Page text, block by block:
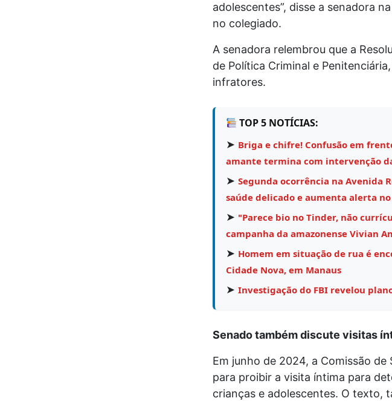
adolescentes”, disse a senadora
no colegiado.
A senadora relembrou que a
de Política Criminal e
infratores.
TOP 5 NOTÍCIAS:
➤ Briga e chifre! Confusão em
amante termina com intervenção
➤ Segunda ocorrência na Avenida
saúde delicado e aumenta alerta
➤ "Parece bio no Tinder, não
campanha da amazonense Vivian
➤ Homem em situação de rua é
Cidade Nova, em Manaus
➤ Investigação do FBI revelou
Senado também discute visitas
Em junho de 2024, a Comissão
para proibir a visita íntima para
crianças e adolescentes. O texto,